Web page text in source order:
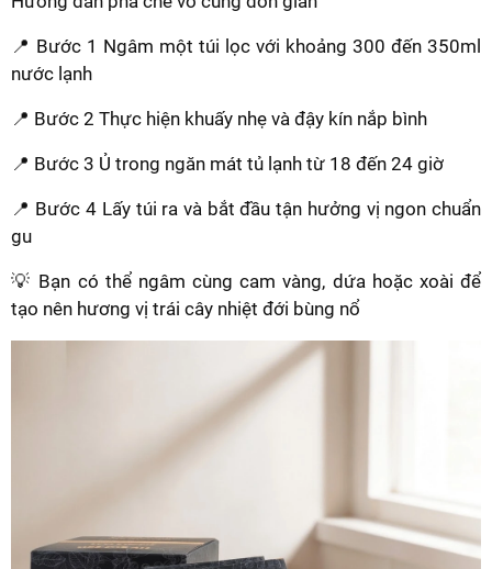
📍 Bước 1 Ngâm một túi lọc với khoảng 300 đến 350ml
nước lạnh
📍 Bước 2 Thực hiện khuấy nhẹ và đậy kín nắp bình
📍 Bước 3 Ủ trong ngăn mát tủ lạnh từ 18 đến 24 giờ
📍 Bước 4 Lấy túi ra và bắt đầu tận hưởng vị ngon chuẩn
gu
💡 Bạn có thể ngâm cùng cam vàng, dứa hoặc xoài để
tạo nên hương vị trái cây nhiệt đới bùng nổ